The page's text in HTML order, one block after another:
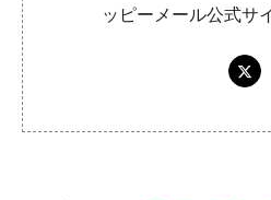
ッピーメール公式サ